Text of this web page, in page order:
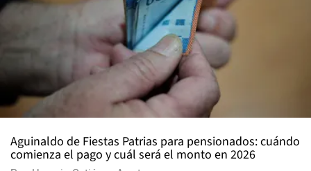
Aguinaldo de Fiestas Patrias para pensionados: cuándo
comienza el pago y cuál será el monto en 2026